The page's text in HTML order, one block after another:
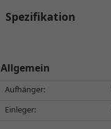
Spezifikation
Allgemein
Aufhänger:
Einleger: